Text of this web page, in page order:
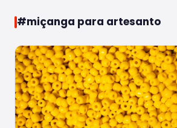
#miçanga para artesanto